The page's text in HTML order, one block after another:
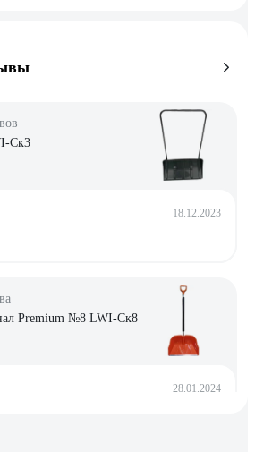
Ск3
18.12.2023
Premium №8 LWI-Cк8
28.01.2024